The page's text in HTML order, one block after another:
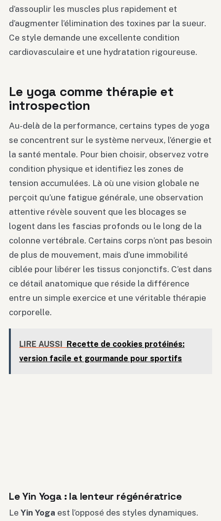
d’assouplir les muscles plus rapidement et
d’augmenter l’élimination des toxines par la sueur.
Ce style demande une excellente condition
cardiovasculaire et une hydratation rigoureuse.
Le yoga comme thérapie et
introspection
Au-delà de la performance, certains types de yoga
se concentrent sur le système nerveux, l’énergie et
la santé mentale. Pour bien choisir, observez votre
condition physique et identifiez les zones de
tension accumulées. Là où une vision globale ne
perçoit qu’une fatigue générale, une observation
attentive révèle souvent que les blocages se
logent dans les fascias profonds ou le long de la
colonne vertébrale. Certains corps n’ont pas besoin
de plus de mouvement, mais d’une immobilité
ciblée pour libérer les tissus conjonctifs. C’est dans
ce détail anatomique que réside la différence
entre un simple exercice et une véritable thérapie
corporelle.
LIRE AUSSI
Recette de cookies protéinés:
version facile et gourmande pour sportifs
Le Yin Yoga : la lenteur régénératrice
Le Yin Yoga est l’opposé des styles dynamiques.